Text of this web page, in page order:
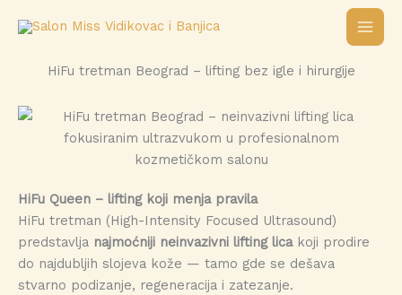
HiFu tretman Beograd – lifting bez igle i hirurgije
HiFu Queen – lifting koji menja pravila
HiFu tretman (High-Intensity Focused Ultrasound)
predstavlja najmoćniji neinvazivni lifting licakoji prodire
do najdubljih slojeva kože — tamo gde se dešava
stvarno podizanje, regeneracija i zatezanje.